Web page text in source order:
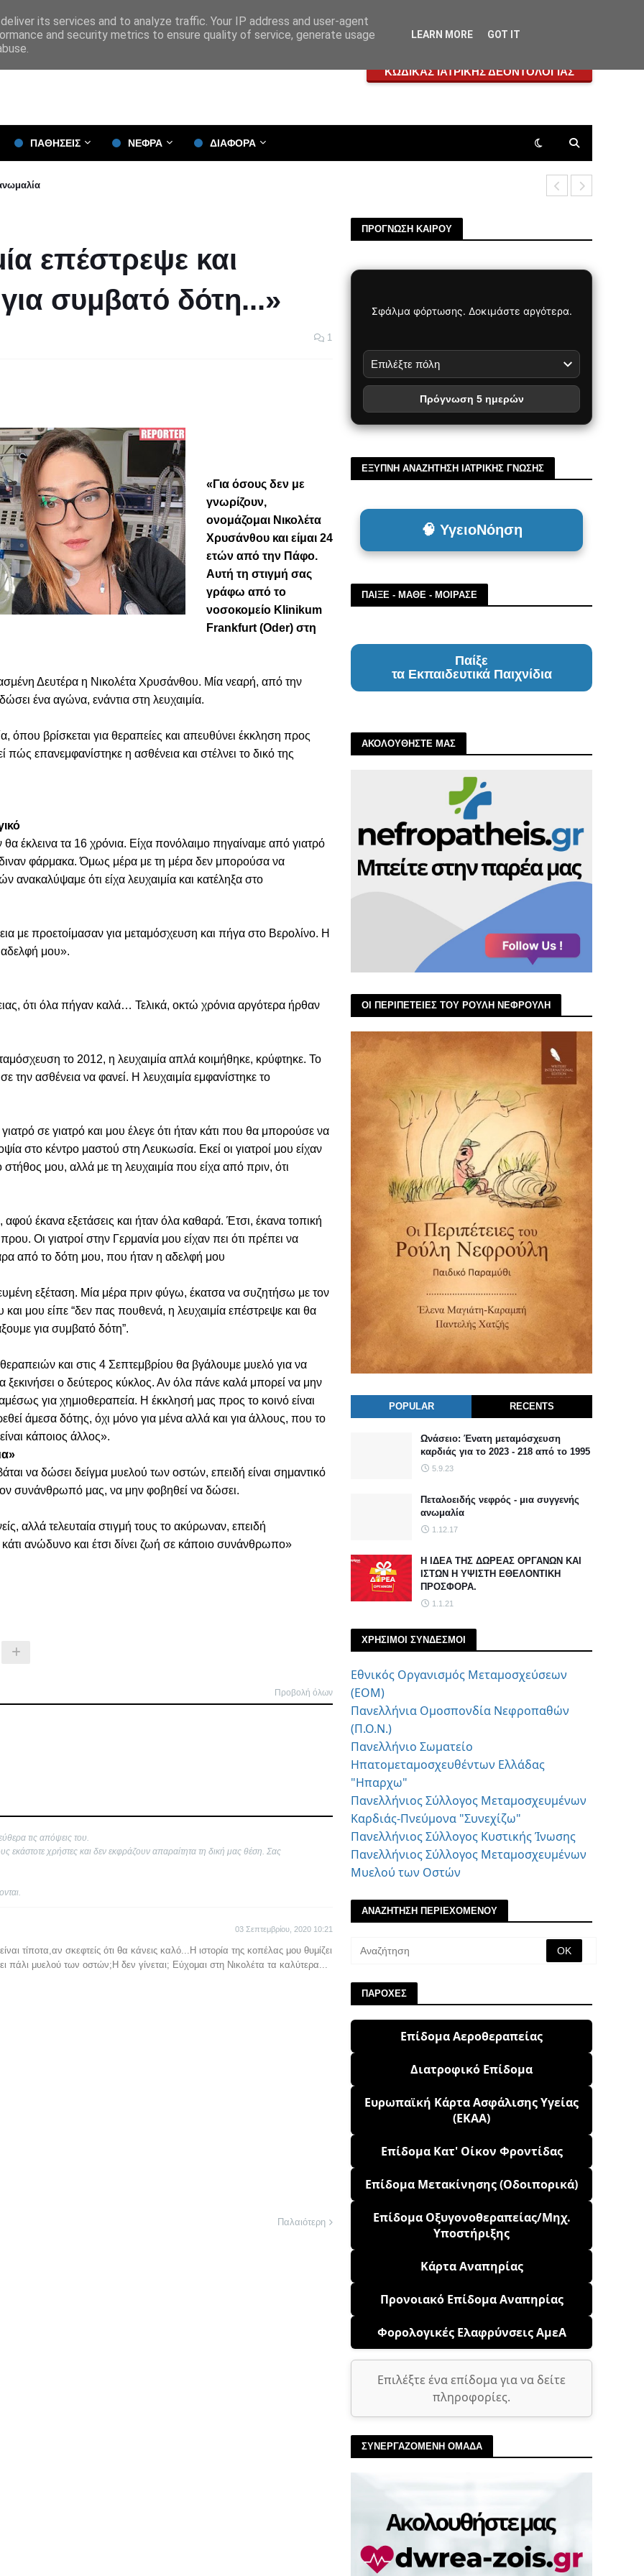
ΚΩΔΙΚΑΣ ΙΑΤΡΙΚΗΣ ΔΕΟΝΤΟΛΟΓΙΑΣ
ΠΑΘΗΣΕΙΣ ΝΕΦΡΑ ΔΙΑΦΟΡΑ
επέστρεψε και
συμβατό δότη...»
1
«Για όσους δεν με
γνωρίζουν,
ονομάζομαι Νικολέτα
Χρυσάνθου και είμαι 24
ετών από την Πάφο.
Αυτή τη στιγμή σας
γράφω από το
νοσοκομείο Klinikum
Frankfurt (Oder) στη
Δευτέρα η Νικολέτα Χρυσάνθου. Μία νεαρή, από την
ένα αγώνα, ενάντια στη λευχαιμία.
όπου βρίσκεται για θεραπείες και απευθύνει έκκληση προς
επανεμφανίστηκε η ασθένεια και στέλνει το δικό της
έκλεινα τα 16 χρόνια. Είχα πονόλαιμο πηγαίναμε από γιατρό
φάρμακα. Όμως μέρα με τη μέρα δεν μπορούσα να
ανακαλύψαμε ότι είχα λευχαιμία και κατέληξα στο
με προετοίμασαν για μεταμόσχευση και πήγα στο Βερολίνο. Η
αδελφή μου».
ότι όλα πήγαν καλά… Τελικά, οκτώ χρόνια αργότερα ήρθαν
το 2012, η λευχαιμία απλά κοιμήθηκε, κρύφτηκε. Το
την ασθένεια να φανεί. Η λευχαιμία εμφανίστηκε το
σε γιατρό και μου έλεγε ότι ήταν κάτι που θα μπορούσε να
στο κέντρο μαστού στη Λευκωσία. Εκεί οι γιατροί μου είχαν
μου, αλλά με τη λευχαιμία που είχα από πριν, ότι
αφού έκανα εξετάσεις και ήταν όλα καθαρά. Έτσι, έκανα τοπική
Οι γιατροί στην Γερμανία μου είχαν πει ότι πρέπει να
από το δότη μου, που ήταν η αδελφή μου
εξέταση. Μία μέρα πριν φύγω, έκατσα να συζητήσω με τον
μου είπε “δεν πας πουθενά, η λευχαιμία επέστρεψε και θα
για συμβατό δότη”.
και στις 4 Σεπτεμβρίου θα βγάλουμε μυελό για να
ο δεύτερος κύκλος. Αν όλα πάνε καλά μπορεί να μην
για χημιοθεραπεία. Η έκκλησή μας προς το κοινό είναι
άμεσα δότης, όχι μόνο για μένα αλλά και για άλλους, που το
κάποιος άλλος».
να δώσει δείγμα μυελού των οστών, επειδή είναι σημαντικό
συνάνθρωπό μας, να μην φοβηθεί να δώσει.
αλλά τελευταία στιγμή τους το ακύρωναν, επειδή
ανώδυνο και έτσι δίνει ζωή σε κάποιο συνάνθρωπο»
Προβολή όλων
τις απόψεις του.
εκάστοτε χρήστες και δεν εκφράζουν απαραίτητα τη δική μας θέση. Σας
03 Σεπτεμβρίου, 2020 10:21
τίποτα,αν σκεφτείς ότι θα κάνεις καλό...Η ιστορία της κοπέλας μου θυμίζει
πάλι μυελού των οστών;Η δεν γίνεται; Εύχομαι στη Νικολέτα τα καλύτερα...
Παλαιότερη
ΠΡΟΓΝΩΣΗ ΚΑΙΡΟΥ
Σφάλμα φόρτωσης. Δοκιμάστε αργότερα.
Πρόγνωση 5 ημερών
ΕΞΥΠΝΗ ΑΝΑΖΗΤΗΣΗ ΙΑΤΡΙΚΗΣ ΓΝΩΣΗΣ
🧠 ΥγειοΝόηση
ΠΑΙΞΕ - ΜΑΘΕ - ΜΟΙΡΑΣΕ
Παίξε
τα Εκπαιδευτικά Παιχνίδια
ΑΚΟΛΟΥΘΗΣΤΕ ΜΑΣ
ΟΙ ΠΕΡΙΠΕΤΕΙΕΣ ΤΟΥ ΡΟΥΛΗ ΝΕΦΡΟΥΛΗ
POPULAR RECENTS
Ωνάσειο: Ένατη μεταμόσχευση
καρδιάς για το 2023 - 218 από το 1995
5.9.23
Πεταλοειδής νεφρός - μια συγγενής
ανωμαλία
1.12.17
Η ΙΔΕΑ ΤΗΣ ΔΩΡΕΑΣ ΟΡΓΑΝΩΝ ΚΑΙ
ΙΣΤΩΝ Η ΥΨΙΣΤΗ ΕΘΕΛΟΝΤΙΚΗ
ΠΡΟΣΦΟΡΑ.
1.1.21
ΧΡΗΣΙΜΟΙ ΣΥΝΔΕΣΜΟΙ
Εθνικός Οργανισμός Μεταμοσχεύσεων
(ΕΟΜ)
Πανελλήνια Ομοσπονδία Νεφροπαθών
(Π.Ο.Ν.)
Πανελλήνιο Σωματείο
Ηπατομεταμοσχευθέντων Ελλάδας
"Ηπαρχω"
Πανελλήνιος Σύλλογος Μεταμοσχευμένων
Καρδιάς-Πνεύμονα "Συνεχίζω"
Πανελλήνιος Σύλλογος Κυστικής Ίνωσης
Πανελλήνιος Σύλλογος Μεταμοσχευμένων
Μυελού των Οστών
ΑΝΑΖΗΤΗΣΗ ΠΕΡΙΕΧΟΜΕΝΟΥ
ΠΑΡΟΧΕΣ
Επίδομα Αεροθεραπείας
Διατροφικό Επίδομα
Ευρωπαϊκή Κάρτα Ασφάλισης Υγείας
(ΕΚΑΑ)
Επίδομα Κατ' Οίκον Φροντίδας
Επίδομα Μετακίνησης (Οδοιπορικά)
Επίδομα Οξυγονοθεραπείας/Μηχ.
Υποστήριξης
Κάρτα Αναπηρίας
Προνοιακό Επίδομα Αναπηρίας
Φορολογικές Ελαφρύνσεις ΑμεΑ
Επιλέξτε ένα επίδομα για να δείτε
πληροφορίες.
ΣΥΝΕΡΓΑΖΟΜΕΝΗ ΟΜΑΔΑ
its services and to analyze traffic. Your IP address and user-agent
and security metrics to ensure quality of service, generate usage
LEARN MORE GOT IT